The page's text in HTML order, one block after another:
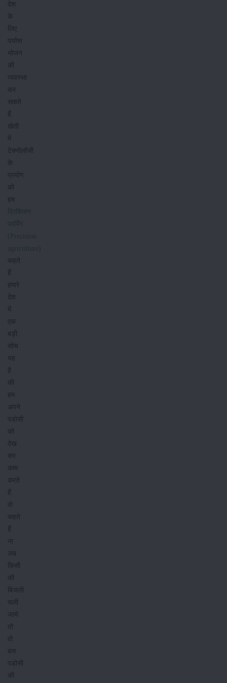
देश
के
लिए
पर्याप्त
भोजन
की
व्यवस्था
कर
सकते
हैं.
खेती
में
टेक्नोलॉजी
के
प्रयोग
को
हम
प्रिसिजन
फार्मिंग
(Precision
agriculture)
कहते
हैं.
हमारे
देश
में
एक
बड़ी
सोच
यह
है
की
हम
अपने
पडोसी
को
देख
कर
काम
करते
हैं.
वो
कहते
हैं
ना
किसी
की
बिजली
चली
जाये
तो
वो
बस
पडोसी
की